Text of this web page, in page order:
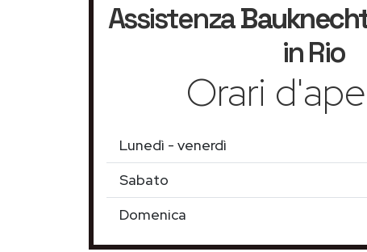
Assistenza
in Rio
Orari
Lunedì - venerdì
Sabato
Domenica